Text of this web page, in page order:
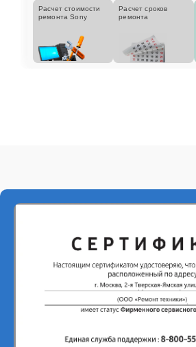
Расчет стоимости
ремонта Sony
Расчет сроков
ремонта